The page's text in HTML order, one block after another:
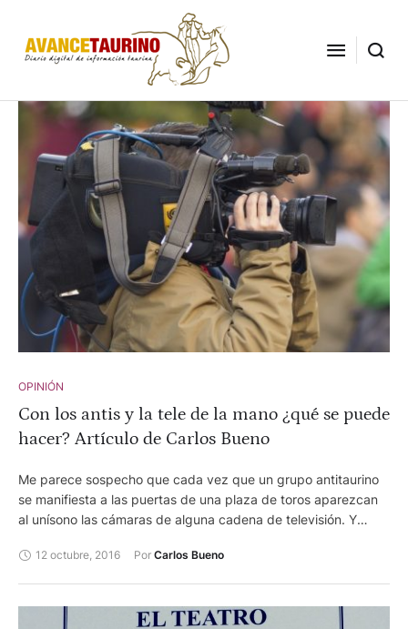
OPINIÓN
Con los antis y la tele de la mano ¿qué se puede
hacer? Artículo de Carlos Bueno
Me parece sospecho que cada vez que un grupo antitaurino
se manifiesta a las puertas de una plaza de toros aparezcan
al unísono las cámaras de alguna cadena de televisión. Y
comunicación den cobertura máxima a quienes amparan en
su seno a personas que abogan por la muerte de sus
la realidad y que intenten encauzar la opinión pública hacia
12 octubre, 2016 Por Carlos Bueno